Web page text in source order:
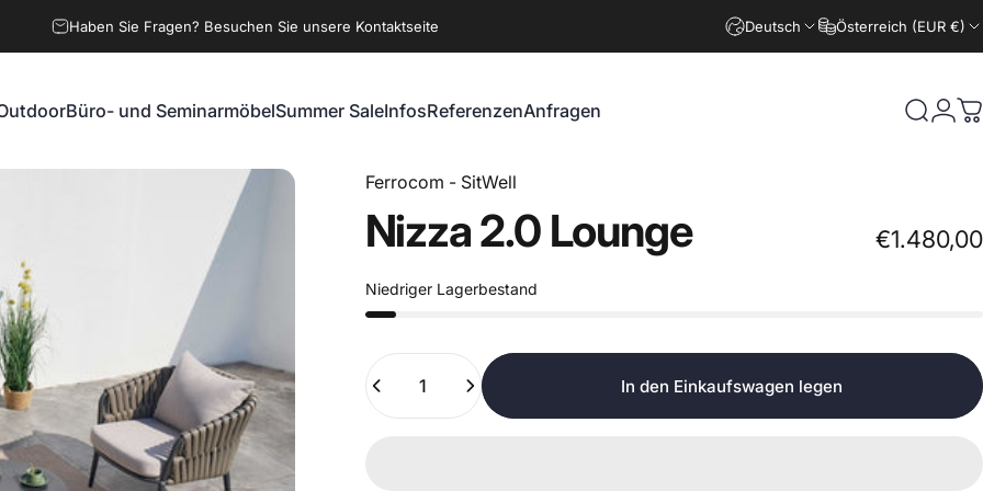
Haben Sie Fragen? Besuchen Sie unsere Kontaktseite Deutsch Österreich (EUR €)
Büro- und SeminarmöbelSummer SaleInfosReferenzenAnfragen Suche
Ferrocom - SitWell
Nizza2.0 Lounge €1.480,00
Niedriger Lagerbestand
Anzahl
In den Einkaufswagen legen